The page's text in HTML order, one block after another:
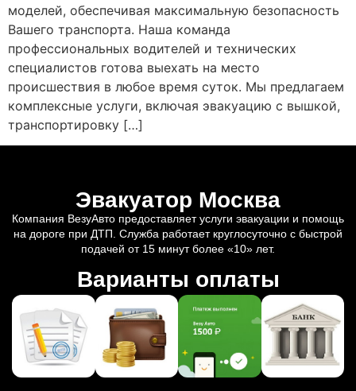
моделей, обеспечивая максимальную безопасность
Вашего транспорта. Наша команда
профессиональных водителей и технических
специалистов готова выехать на место
происшествия в любое время суток. Мы предлагаем
комплексные услуги, включая эвакуацию с вышкой,
транспортировку […]
Эвакуатор Москва
Компания ВезуАвто предоставляет услуги эвакуации и помощь
на дороге при ДТП. Служба работает круглосуточно с быстрой
подачей от 15 минут более «10» лет.
Варианты оплаты